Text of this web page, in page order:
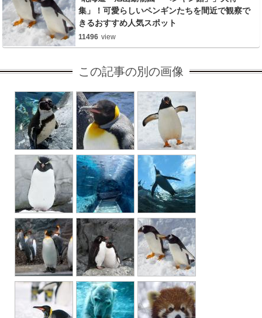
集」！可愛らしいペンギンたちを間近で観察で
きるおすすめ人気スポット
11496 view
この記事の別の画像